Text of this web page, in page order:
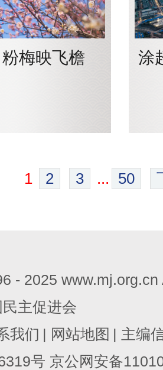
梅映飞檐 涂
1 2 3 ... 50
- 2025
主促进会
我们 | 网站地图 | 主编
号 京公网安备